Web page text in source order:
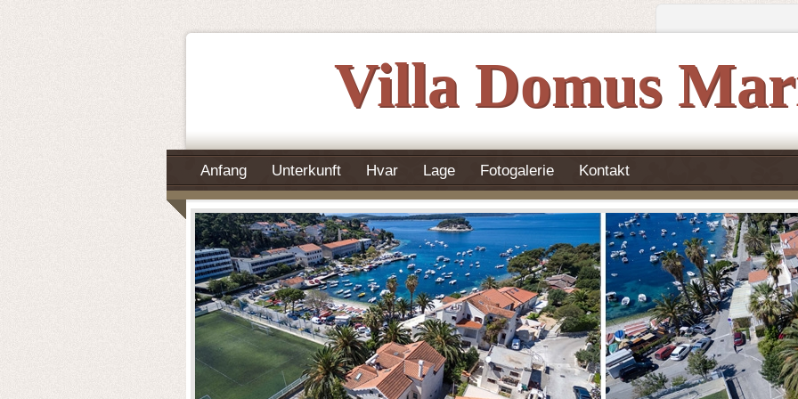
Villa Domus
Anfang Unterkunft Hvar Lage Fotogalerie Kontakt